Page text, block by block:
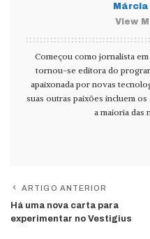
View
Começou como jornalista em
tornou-se editora do
apaixonada por novas
suas outras paixões incluem
a maioria das
ARTIGO ANTERIOR
Há uma nova carta para
experimentar no Vestigius